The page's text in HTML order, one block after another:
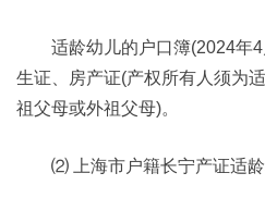
适龄幼儿的户口簿(2024年4
生证、房产证(产权所有人须为
祖父母或外祖父母)。
⑵ 上海市户籍长宁产证适龄